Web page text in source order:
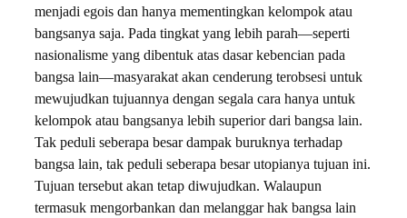
menjadi egois dan hanya mementingkan kelompok atau
bangsanya saja. Pada tingkat yang lebih parah—seperti
nasionalisme yang dibentuk atas dasar kebencian pada
bangsa lain—masyarakat akan cenderung terobsesi untuk
mewujudkan tujuannya dengan segala cara hanya untuk
kelompok atau bangsanya lebih superior dari bangsa lain.
Tak peduli seberapa besar dampak buruknya terhadap
bangsa lain, tak peduli seberapa besar utopianya tujuan ini.
Tujuan tersebut akan tetap diwujudkan. Walaupun
termasuk mengorbankan dan melanggar hak bangsa lain